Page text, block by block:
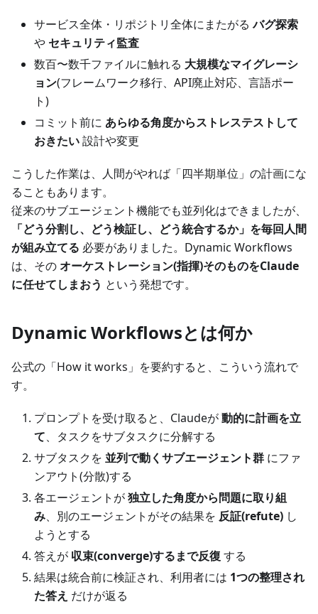
サービス全体・リポジトリ全体にまたがるバグ探索
や セキュリティ監査
数百〜数千ファイルに触れる 大規模なマイグレーシ
ョン(フレームワーク移行、API廃止対応、言語ポー
ト)
コミット前に あらゆる角度からストレステストして
おきたい設計や変更
こうした作業は、人間がやれば「四半期単位」の計画にな
ることもあります。
従来のサブエージェント機能でも並列化はできましたが、
「どう分割し、どう検証し、どう統合するか」を毎回人間
が組み立てる 必要がありました。Dynamic Workflows
は、その オーケストレーション(指揮)そのものをClaude
に任せてしまおう という発想です。
Dynamic Workflowsとは何か
公式の「How it works」を要約すると、こういう流れで
す。
プロンプトを受け取ると、Claudeが動的に計画を立
て、タスクをサブタスクに分解する
サブタスクを 並列で動くサブエージェント群 にファ
ンアウト(分散)する
各エージェントが独立した角度から問題に取り組
み、別のエージェントがその結果を 反証(refute) し
ようとする
答えが 収束(converge)するまで反復 する
結果は統合前に検証され、利用者には 1つの整理され
た答え だけが返る